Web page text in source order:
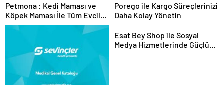
Petmona : Kedi Maması ve
Köpek Maması İle Tüm Evcil
Hayvan Ürünleri
Porego ile Kargo Süreçlerinizi
Daha Kolay Yönetin
Esat Bey Shop ile Sosyal
Medya Hizmetlerinde Güçlü